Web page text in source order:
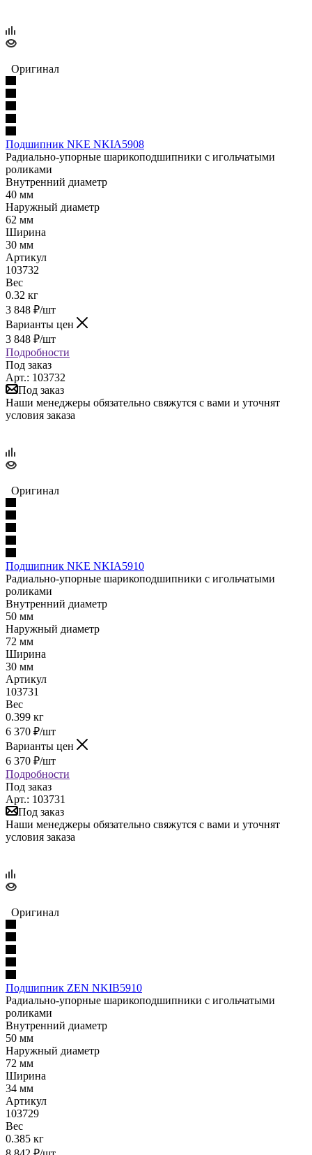
Оригинал
Подшипник NKE NKIA5908
Радиально-упорные шарикоподшипники с игольчатыми
роликами
Внутренний диаметр
40 мм
Наружный диаметр
62 мм
Ширина
30 мм
Артикул
103732
Вес
0.32 кг
3 848 ₽/шт
Варианты цен
3 848 ₽/шт
Подробности
Под заказ
Арт.: 103732
Под заказ
Наши менеджеры обязательно свяжутся с вами и уточнят
условия заказа
Оригинал
Подшипник NKE NKIA5910
Радиально-упорные шарикоподшипники с игольчатыми
роликами
Внутренний диаметр
50 мм
Наружный диаметр
72 мм
Ширина
30 мм
Артикул
103731
Вес
0.399 кг
6 370 ₽/шт
Варианты цен
6 370 ₽/шт
Подробности
Под заказ
Арт.: 103731
Под заказ
Наши менеджеры обязательно свяжутся с вами и уточнят
условия заказа
Оригинал
Подшипник ZEN NKIB5910
Радиально-упорные шарикоподшипники с игольчатыми
роликами
Внутренний диаметр
50 мм
Наружный диаметр
72 мм
Ширина
34 мм
Артикул
103729
Вес
0.385 кг